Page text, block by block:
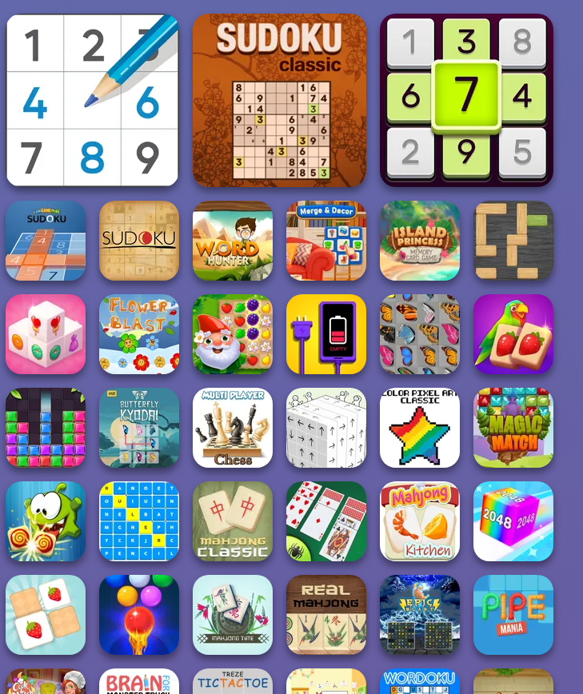
Sudoku Royal Sudoku Classic Daily Sudoku
Fun Game Play
Sudoku
Sudoku Word Hunter Merge & Decor
Island Princess
Memory Card
Ga...
Woblox
Mahjong 3D
Candy
Flower Blast Garden Tales Charge Now Butterfly Kyodai
Solitaire
Mahjong Juicy
Block Puzzle
Jewel
Butterfly Kyodai
HD
Chess Multi
Player
Unblock Cube 3D
Color Pixel Art
Classic
Magic Match
Om Nom
Connect Classic
School Word
Search
Classic Mahjong
Best Classic
Spider Solitaire
Mahjong Kitchen
Chain Cube:
2048 Merge